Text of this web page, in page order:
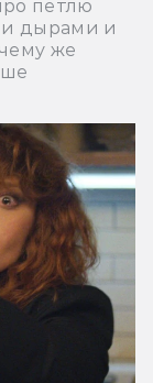
петлю
дырами и
же